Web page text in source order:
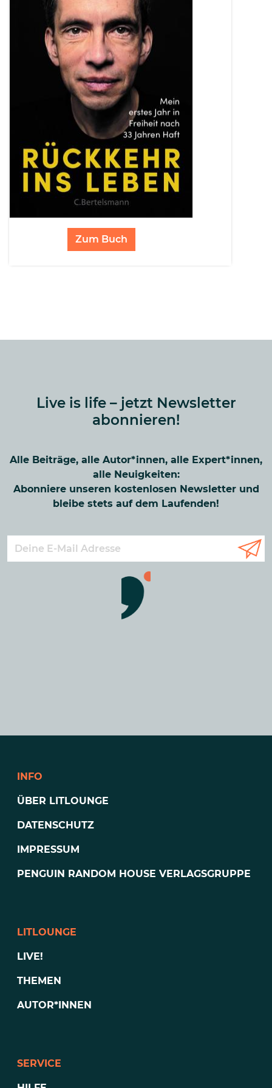
Zum Buch
Live is life – jetzt Newsletter
abonnieren!
Alle Beiträge, alle Autor*innen, alle Expert*innen,
alle Neuigkeiten:
Abonniere unseren kostenlosen Newsletter und
bleibe stets auf dem Laufenden!
INFO
ÜBER LITLOUNGE
DATENSCHUTZ
IMPRESSUM
PENGUIN RANDOM HOUSE VERLAGSGRUPPE
LITLOUNGE
LIVE!
THEMEN
AUTOR*INNEN
SERVICE